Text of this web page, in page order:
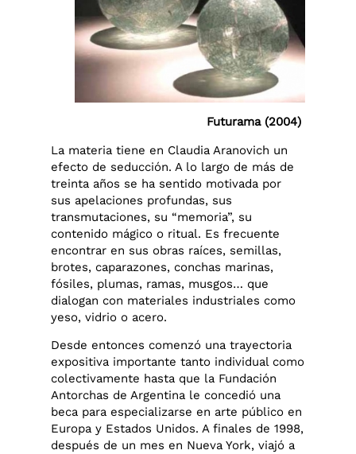
Futurama (2004)
La materia tiene en Claudia Aranovich un
efecto de seducción. A lo largo de más de
treinta años se ha sentido motivada por
sus apelaciones profundas, sus
transmutaciones, su “memoria”, su
contenido mágico o ritual. Es frecuente
encontrar en sus obras raíces, semillas,
brotes, caparazones, conchas marinas,
fósiles, plumas, ramas, musgos… que
dialogan con materiales industriales como
yeso, vidrio o acero.
Desde entonces comenzó una trayectoria
expositiva importante tanto individual como
colectivamente hasta que la Fundación
Antorchas de Argentina le concedió una
beca para especializarse en arte público en
Europa y Estados Unidos. A finales de 1998,
después de un mes en Nueva York, viajó a